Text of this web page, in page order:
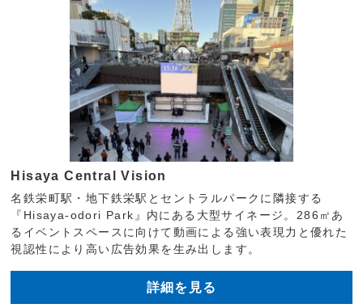
Hisaya Central Vision
名鉄栄町駅・地下鉄栄駅とセントラルパークに隣接する
『Hisaya-odori Park』内にある大型サイネージ。286㎡あ
るイベントスペースに向けて動画による強い表現力と優れた
視認性により高い広告効果を生み出します。
詳細を見る